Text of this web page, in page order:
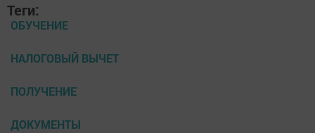
Теги:
ОБУЧЕНИЕ
НАЛОГОВЫЙ ВЫЧЕТ
ПОЛУЧЕНИЕ
ДОКУМЕНТЫ